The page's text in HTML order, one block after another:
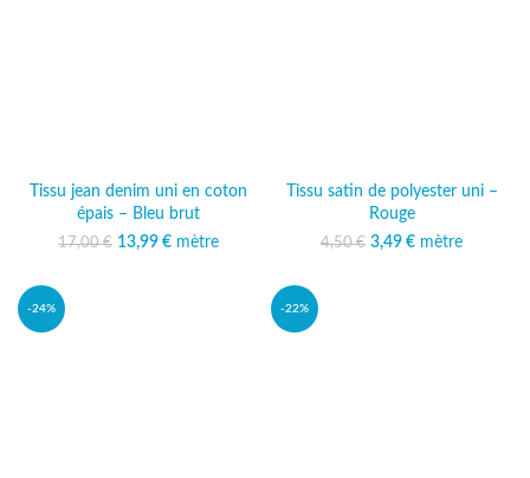
Tissu jean denim uni en coton
épais – Bleu brut
17,00€ Le prix initial était :
13,99 €
Le prix
mètre
Tissu satin de polyester uni –
Rouge
4,50€ Le prix initial était :
3,49 € Le prix actuel
mètre
-24% -22%